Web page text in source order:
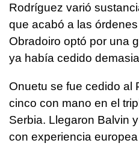
Rodríguez varió
que acabó a las
Obradoiro optó por una
ya había cedido
Onuetu se fue cedido al
cinco con mano en el
Serbia. Llegaron Balvin
con experiencia